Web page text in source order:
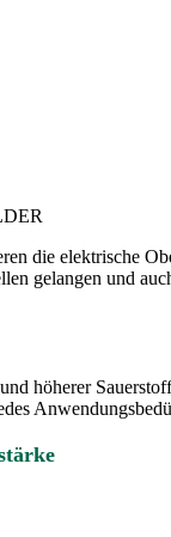
die elektrische
gelangen und
höherer